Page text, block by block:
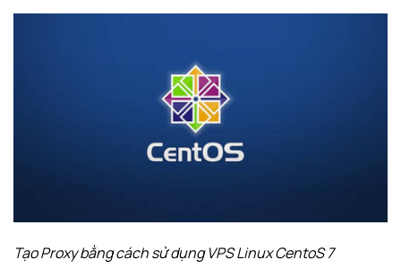
Tạo Proxy bằng cách sử dụng VPS Linux CentoS 7